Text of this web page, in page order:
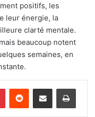
positifs, les
leur énergie, la
clarté mentale.
beaucoup notent
semaines, en
PinterestReddit Partager par email